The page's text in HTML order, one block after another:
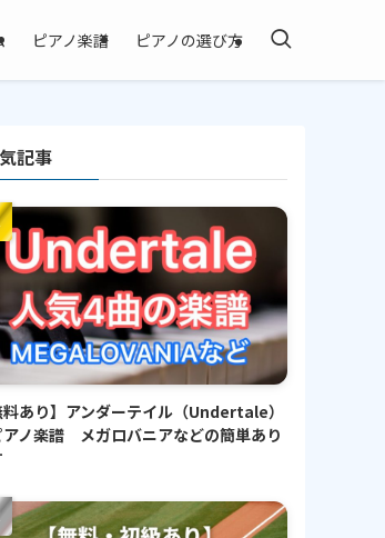
ピアノ楽譜 ピアノの選び方
記事
料あり】アンダーテイル（Undertale）
アノ楽譜 メガロバニアなどの簡単あり